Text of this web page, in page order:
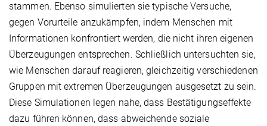
stammen. Ebenso simulierten sie typische Versuche,
gegen Vorurteile anzukämpfen, indem Menschen mit
Informationen konfrontiert werden, die nicht ihren eigenen
Überzeugungen entsprechen. Schließlich untersuchten sie,
wie Menschen darauf reagieren, gleichzeitig verschiedenen
Gruppen mit extremen Überzeugungen ausgesetzt zu sein.
Diese Simulationen legen nahe, dass Bestätigungseffekte
dazu führen können, dass abweichende soziale